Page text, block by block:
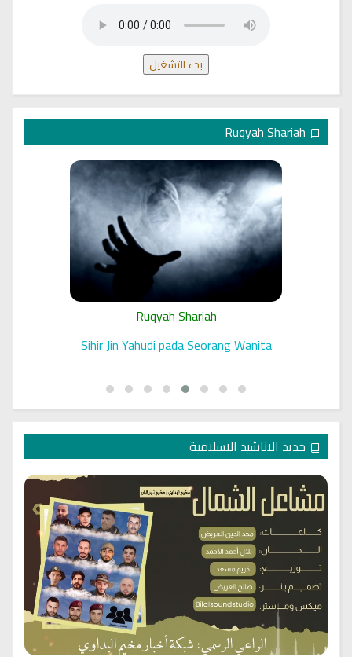
بدء التشغيل
Ruqyah Shariah
Sihir Jin Yahudi pada Seorang Wanita
جديد الاناشيد الاسلامية